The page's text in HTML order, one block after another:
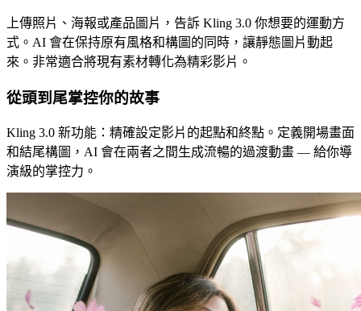
上傳照片、海報或產品圖片，告訴 Kling 3.0 你想要的運動方
式。AI 會在保持原有風格和構圖的同時，讓靜態圖片動起
來。非常適合將現有素材轉化為精彩影片。
從頭到尾掌控你的故事
Kling 3.0 新功能：精確設定影片的起點和終點。定義開場畫面
和結尾構圖，AI 會在兩者之間生成流暢的過渡動畫 — 給你導
演級的掌控力。